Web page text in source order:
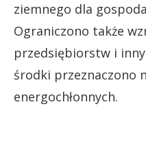
ziemnego dla
Ograniczono także
przedsiębiorstw i
środki przeznaczono
energochłonnych.